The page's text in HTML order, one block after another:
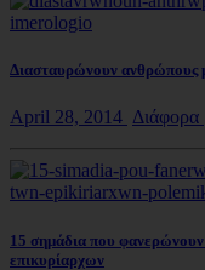
Διασταυρώνουν ανθρώπους
April 28, 2014 Διάφορα
15 σημάδια που
επικυρίαρχων